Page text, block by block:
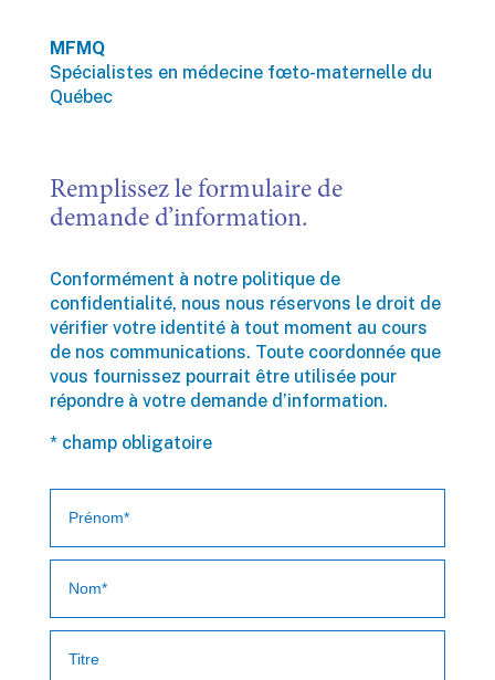
MFMQ
Spécialistes en médecine fœto-maternelle du
Québec
Remplissez le formulaire de
demande d’information.
Conformément à notre politique de
confidentialité, nous nous réservons le droit de
vérifier votre identité à tout moment au cours
de nos communications. Toute coordonnée que
vous fournissez pourrait être utilisée pour
répondre à votre demande d’information.
* champ obligatoire